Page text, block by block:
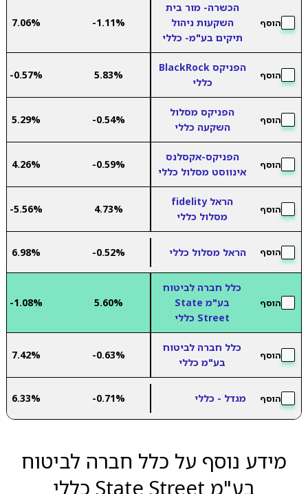
הוסף
הכשרה- מור בית
השקעות ניהול
תיקים בע"מ- כללי
-1.11%
7.06%
הוסף
הפניקס BlackRock
כללי
5.83%
-0.57%
הוסף
הפניקס מסלול
השקעה כללי
-0.54%
5.29%
הוסף
הפניקס-אקסלנס
אינווסט מסלול כללי
-0.59%
4.26%
הוסף
הראל fidelity
מסלול כללי
4.73%
-5.56%
הוסף הראל מסלול כללי -0.52%
6.98%
הוסף
כלל חברה לביטוח
בע"מ State
Street כללי
5.60%
-1.08%
הוסף
כלל חברה לביטוח
בע"מ כללי
-0.63%
7.42%
הוסף מגדל - כללי -0.71%
6.33%
מידע נוסף על כלל חברה לביטוח
בע"מ State Street כללי